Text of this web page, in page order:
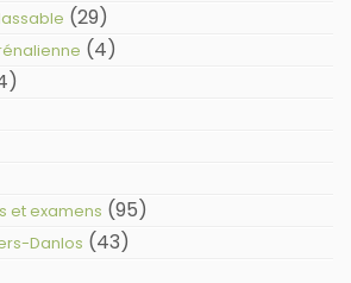
(29)
(4)
et examens (95)
Danlos (43)